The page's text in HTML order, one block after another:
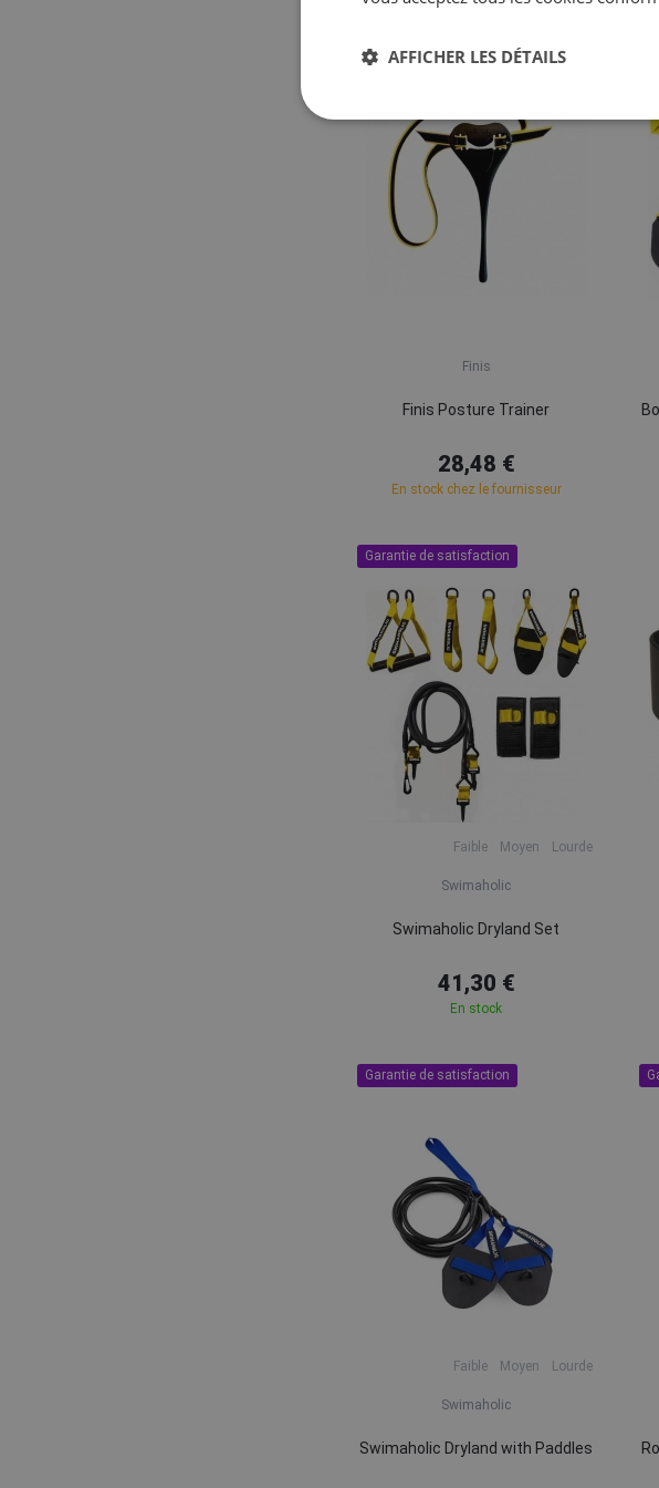
Finis
Finis Posture Trainer
28,48 €
En stock chez le fournisseur
Garantie de satisfaction
Faible Moyen Lourde
Swimaholic
Swimaholic Dryland Set
41,30 €
En stock
Garantie de satisfaction
Faible Moyen Lourde
Swimaholic
Swimaholic Dryland with Paddles
AFFICHER LES DÉTAILS